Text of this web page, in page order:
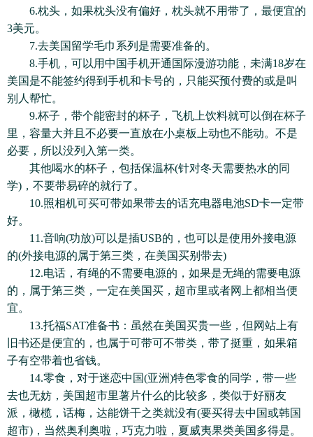
6.枕头，如果枕头没有偏好，枕头就不用带了，最便宜的
3美元。
7.去美国留学毛巾系列是需要准备的。
8.手机，可以用中国手机开通国际漫游功能，未满18岁在
美国是不能签约得到手机和卡号的，只能买预付费的或是叫
别人帮忙。
9.杯子，带个能密封的杯子，飞机上饮料就可以倒在杯子
里，容量大并且不必要一直放在小桌板上动也不能动。不是
必要，所以没列入第一类。
其他喝水的杯子，包括保温杯(针对冬天需要热水的同
学)，不要带易碎的就行了。
10.照相机可买可带如果带去的话充电器电池SD卡一定带
好。
11.音响(功放)可以是插USB的，也可以是使用外接电源
的(外接电源的属于第三类，在美国买别带去)
12.电话，有绳的不需要电源的，如果是无绳的需要电源
的，属于第三类，一定在美国买，超市里或者网上都相当便
宜。
13.托福SAT准备书：虽然在美国买贵一些，但网站上有
旧书还是便宜的，也属于可带可不带类，带了挺重，如果箱
子有空带着也省钱。
14.零食，对于迷恋中国(亚洲)特色零食的同学，带一些
去也无妨，美国超市里薯片什么的比较多，类似于好丽友
派，橄榄，话梅，达能饼干之类就没有(要买得去中国或韩国
超市)，当然奥利奥啦，巧克力啦，夏威夷果类美国多得是。